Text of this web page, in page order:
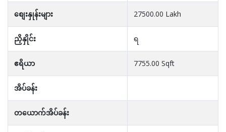
စျေးနှုန်းများ 27500.00 Lakh
ညှိနှိုင်း ရ
ဧရိယာ 7755.00 Sqft
အိပ်ခန်း
တယောက်အိပ်ခန်း